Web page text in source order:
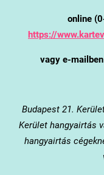
online
https://
vagy e-
Budapest 21.
Kerület hangyairtás
hangyairtás